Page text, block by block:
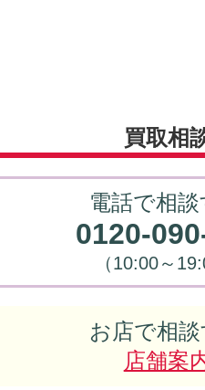
買取相
電話で相談
0120-
（10:00～
お店で相談
店舗案